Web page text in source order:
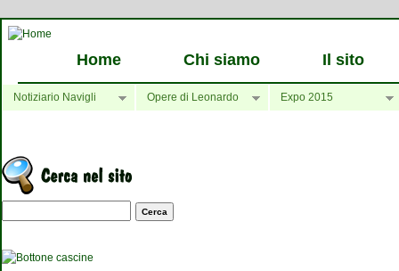
Home Chi siamo Il sito
Notiziario Navigli Opere di Leonardo Expo 2015
Maschera di ricerca